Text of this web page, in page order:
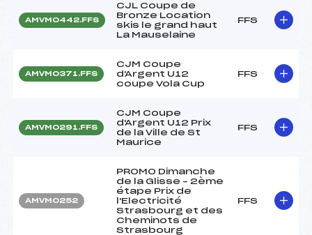
AMVM0442.FFS
CJL Coupe de
Bronze Location
skis le grand haut
La Mauselaine
FFS
AMVM0371.FFS
CJM Coupe
d'Argent U12
coupe Vola Cup
FFS
AMVM0291.FFS
CJM Coupe
d'Argent U12 Prix
de la Ville de St
Maurice
FFS
AMVM0252
PROMO Dimanche
de la Glisse – 2ème
étape Prix de
l'Electricité
Strasbourg et des
Cheminots de
Strasbourg
FFS